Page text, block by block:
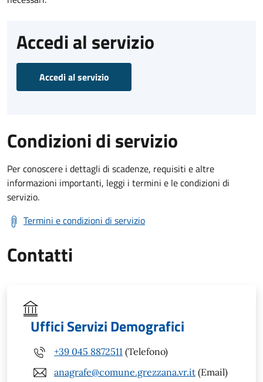
Accedi al servizio
Accedi al servizio
Condizioni di servizio
Per conoscere i dettagli di scadenze, requisiti e altre
informazioni importanti, leggi i termini e le condizioni di
servizio.
Termini e condizioni di servizio
Contatti
Uffici Servizi Demografici
+39 045 8872511 (Telefono)
anagrafe@comune.grezzana.vr.it (Email)